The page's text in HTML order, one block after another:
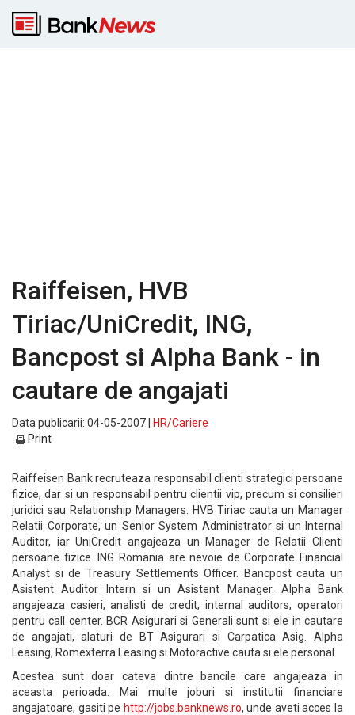
Raiffeisen, HVB
Tiriac/UniCredit, ING,
Bancpost si Alpha Bank - in
cautare de angajati
Data publicarii: 04-05-2007 |
HR/Cariere
Print
Raiffeisen Bank recruteaza responsabil clienti strategici persoane
fizice, dar si un responsabil pentru clientii vip, precum si consilieri
juridici sau Relationship Managers. HVB Tiriac cauta un Manager
Relatii Corporate, un Senior System Administrator si un Internal
Auditor, iar UniCredit angajeaza un Manager de Relatii Clienti
persoane fizice. ING Romania are nevoie de Corporate Financial
Analyst si de Treasury Settlements Officer. Bancpost cauta un
Asistent Auditor Intern si un Asistent Manager. Alpha Bank
angajeaza casieri, analisti de credit, internal auditors, operatori
pentru call center. BCR Asigurari si Generali sunt si ele in cautare
de angajati, alaturi de BT Asigurari si Carpatica Asig. Alpha
Leasing, Romexterra Leasing si Motoractive cauta si ele personal.
Acestea sunt doar cateva dintre bancile care angajeaza in
aceasta perioada. Mai multe joburi si institutii financiare
angajatoare, gasiti pe http://jobs.banknews.ro, unde aveti acces la